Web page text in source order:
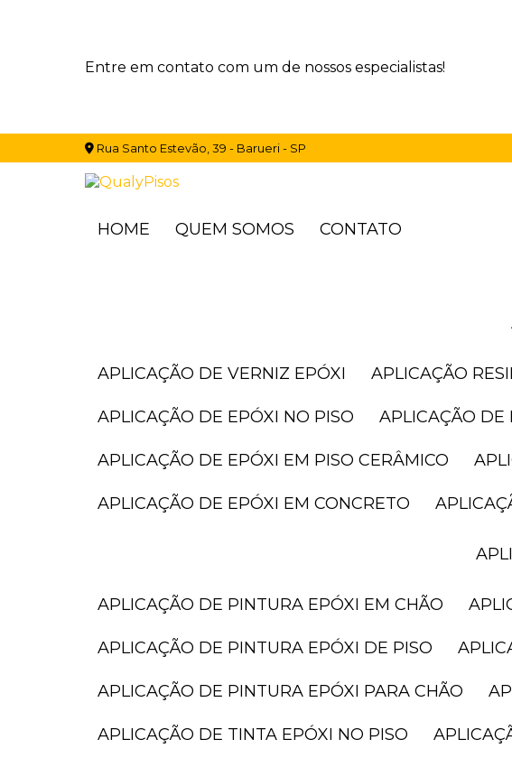
Entre em contato com um de nossos especialistas!
Rua Santo Estevão, 39 - Barueri - SP
HOME QUEM SOMOS CONTATO
APLICAÇÃO DE VERNIZ EPÓXI APLICAÇÃO
APLICAÇÃO DE EPÓXI NO PISO APLICAÇÃO
APLICAÇÃO DE EPÓXI EM PISO CERÂMICO
APLICAÇÃO DE EPÓXI EM CONCRETO
APLICAÇÃO DE PINTURA EPÓXI EM CHÃO
APLICAÇÃO DE PINTURA EPÓXI DE PISO
APLICAÇÃO DE PINTURA EPÓXI PARA CHÃO
APLICAÇÃO DE TINTA EPÓXI NO PISO